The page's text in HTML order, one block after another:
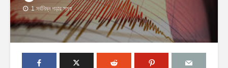
1 সর্বনিম্ন পড়ার সময়